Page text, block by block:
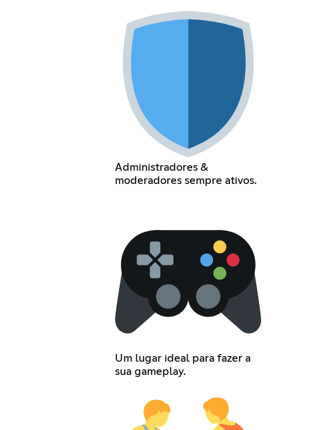
Administradores &
moderadores sempre ativos.
Um lugar ideal para fazer a
sua gameplay.